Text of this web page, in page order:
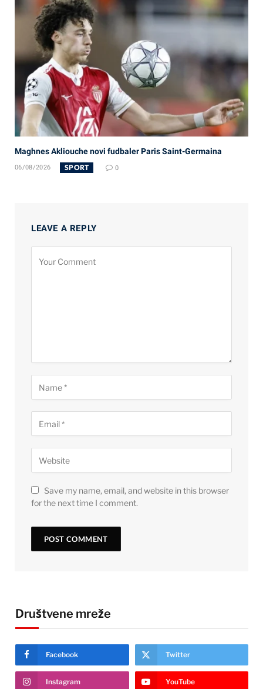
Maghnes Akliouche novi fudbaler Paris Saint-Germaina
06/08/2026 SPORT 0
LEAVE A REPLY
Save my name, email, and website in this browser
for the next time I comment.
Društvene mreže
Facebook Twitter
Instagram YouTube